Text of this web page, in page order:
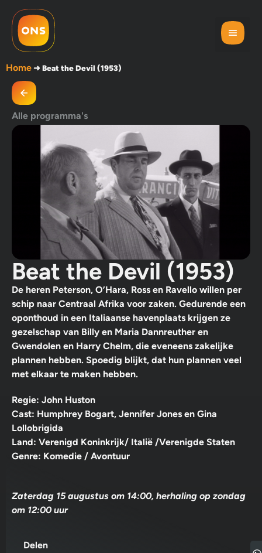
Home➜Beat the Devil (1953)
Alle programma's
Beat the Devil (1953)
De heren Peterson, O’Hara, Ross en Ravello willen per
schip naar Centraal Afrika voor zaken. Gedurende een
oponthoud in een Italiaanse havenplaats krijgen ze
gezelschap van Billy en Maria Dannreuther en
Gwendolen en Harry Chelm, die eveneens zakelijke
plannen hebben. Spoedig blijkt, dat hun plannen veel
met elkaar te maken hebben.
Regie: John Huston
Cast: Humphrey Bogart, Jennifer Jones en Gina
Lollobrigida
Land: Verenigd Koninkrijk/ Italië /Verenigde Staten
Genre: Komedie / Avontuur
Zaterdag 15 augustus om 14:00, herhaling op zondag
om 12:00 uur
Delen